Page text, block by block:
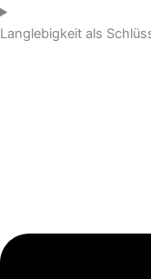
Langlebigkeit als